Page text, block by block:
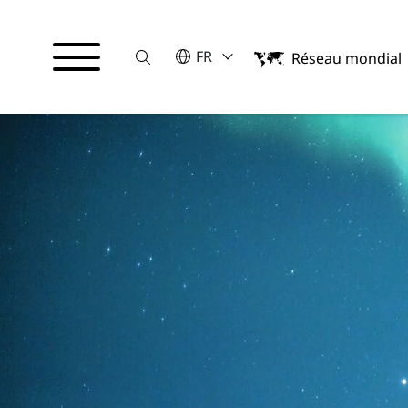
SucheVEUILLEZ SÉLECTIONNER UNE
FR
English
Réseau mondial